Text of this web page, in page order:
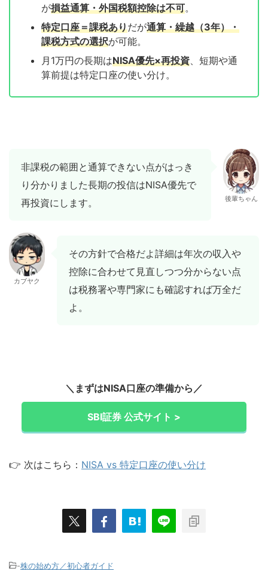
が損益通算・外国税額控除は不可。
特定口座＝課税ありだが通算・繰越（3年）・
課税方式の選択が可能。
月1万円の長期はNISA優先×再投資 、短期や通
算前提は特定口座の使い分け。
非課税の範囲と通算できない点がはっき
り分かりました長期の投信はNISA優先で
再投資にします。
後輩ちゃん
カブヤク
その方針で合格だよ詳細は年次の収入や
控除に合わせて見直しつつ分からない点
は税務署や専門家にも確認すれば万全だ
よ。
＼まずはNISA口座の準備から／
SBI証券 公式サイト >
👉 次はこちら： NISA vs 特定口座の使い分け
-株の始め方／初心者ガイド